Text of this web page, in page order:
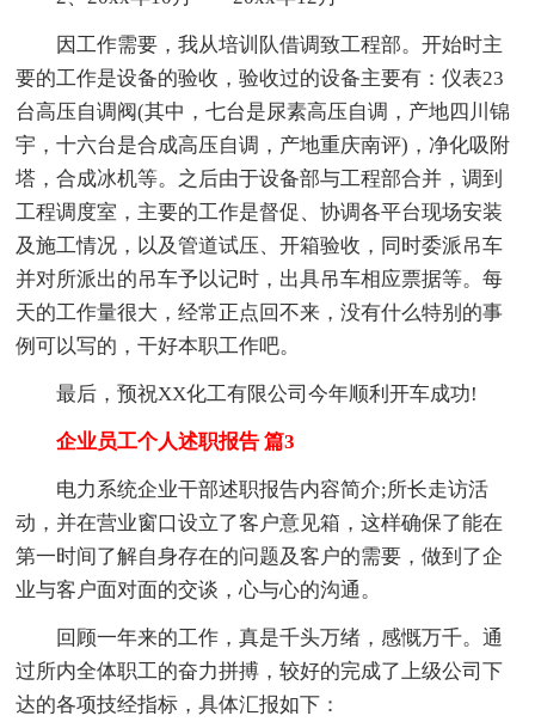
因工作需要，我从培训队借调致工程部。开始时主
要的工作是设备的验收，验收过的设备主要有：仪表23
台高压自调阀(其中，七台是尿素高压自调，产地四川锦
宇，十六台是合成高压自调，产地重庆南评)，净化吸附
塔，合成冰机等。之后由于设备部与工程部合并，调到
工程调度室，主要的工作是督促、协调各平台现场安装
及施工情况，以及管道试压、开箱验收，同时委派吊车
并对所派出的吊车予以记时，出具吊车相应票据等。每
天的工作量很大，经常正点回不来，没有什么特别的事
例可以写的，干好本职工作吧。
最后，预祝XX化工有限公司今年顺利开车成功!
企业员工个人述职报告 篇3
电力系统企业干部述职报告内容简介;所长走访活
动，并在营业窗口设立了客户意见箱，这样确保了能在
第一时间了解自身存在的问题及客户的需要，做到了企
业与客户面对面的交谈，心与心的沟通。
回顾一年来的工作，真是千头万绪，感慨万千。通
过所内全体职工的奋力拼搏，较好的完成了上级公司下
达的各项技经指标，具体汇报如下：